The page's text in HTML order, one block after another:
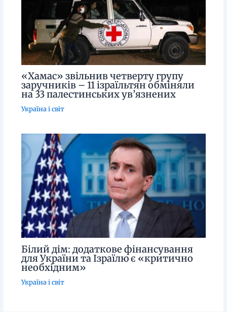
«Хамас» звільнив четверту групу
заручників – 11 ізраїльтян обміняли
на 33 палестинських ув’язнених
Україна і світ
Білий дім: додаткове фінансування
для України та Ізраїлю є «критично
необхідним»
Україна і світ